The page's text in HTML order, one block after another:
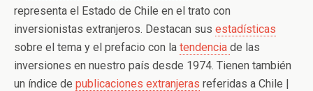
representa el Estado de Chile en el trato con
inversionistas extranjeros. Destacan sus estadísticas
sobre el tema y el prefacio con la tendencia de las
inversiones en nuestro país desde 1974. Tienen también
un índice de publicaciones extranjeras referidas a Chile |